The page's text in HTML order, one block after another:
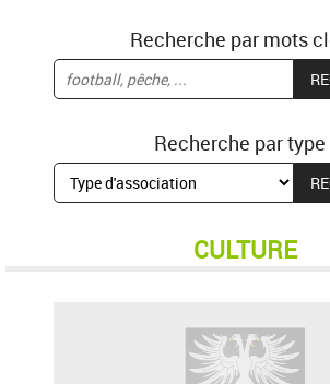
Recherche par mots
Recherche par type
CULTURE